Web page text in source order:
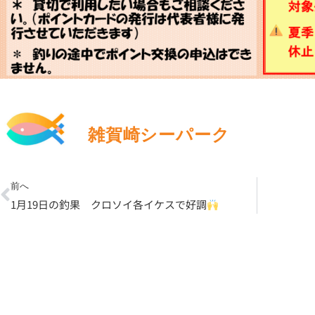
雑賀崎シーパーク
Prev
前へ
1月19日の釣果 クロソイ各イケスで好調